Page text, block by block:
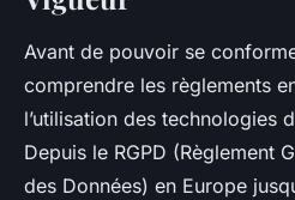
Avant de pouvoir se
comprendre les règlements
l’utilisation des technologies
Depuis le RGPD (Règlement
des Données) en Europe